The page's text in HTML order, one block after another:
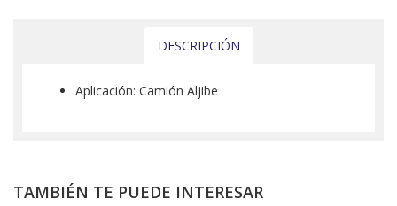
DESCRIPCIÓN
Aplicación: Camión Aljibe
TAMBIÉN TE PUEDE INTERESAR